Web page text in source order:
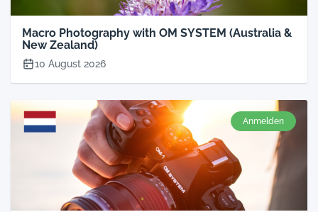
Macro Photography with OM SYSTEM (Australia &
New Zealand)
10 August 2026
Anmelden